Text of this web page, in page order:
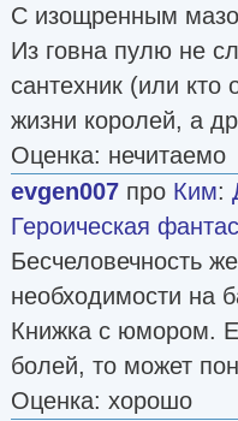
С изощренным
Из говна пулю не
сантехник (или
жизни королей, а
Оценка: нечитаемо
evgen007 про Ким:
Героическая
Бесчеловечность
необходимости на
Книжка с юмором.
болей, то может
Оценка: хорошо